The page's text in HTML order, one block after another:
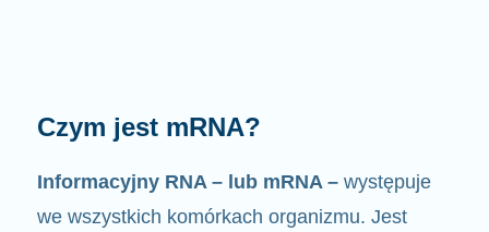
Jak działa mRNA?
Jak sama nazwa wskazuje, mRNA jest
nośnikiem informacji. Oddziałuje z innymi